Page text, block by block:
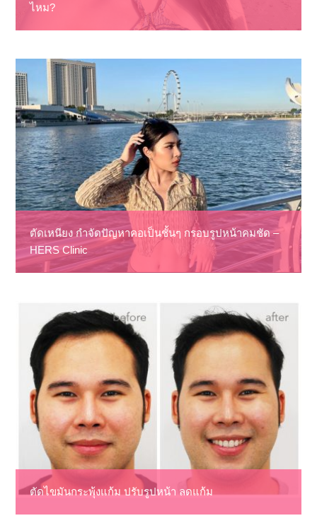
ไหม?
ตัดเหนียง กำจัดปัญหาคอเป็นชั้นๆ กรอบรูปหน้าคมชัด –
HERS Clinic
ตัดไขมันกระพุ้งแก้ม ปรับรูปหน้า ลดแก้ม